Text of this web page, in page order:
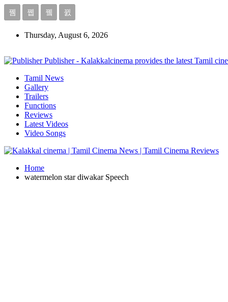
Thursday, August 6, 2026
Publisher - Kalakkalcinema provides the latest Tamil
Tamil News
Gallery
Trailers
Functions
Reviews
Latest Videos
Video Songs
Home
watermelon star diwakar Speech